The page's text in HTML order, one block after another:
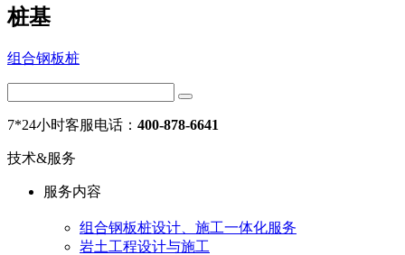
桩基
组合钢板桩
7*24小时客服电话： 400-878-6641
技术&服务
服务内容
组合钢板桩设计、施工一体化服务
岩土工程设计与施工